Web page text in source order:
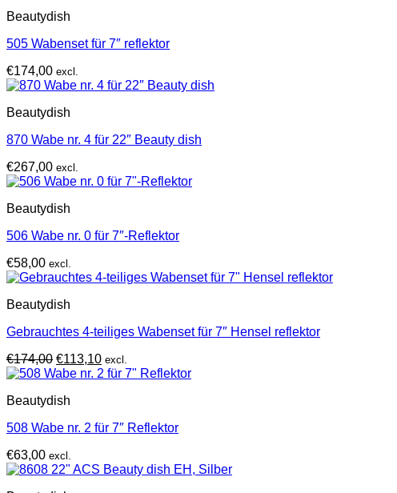
Beautydish
505 Wabenset für 7″ reflektor
€174,00 excl.
Beautydish
870 Wabe nr. 4 für 22″ Beauty dish
€267,00 excl.
Beautydish
506 Wabe nr. 0 für 7″-Reflektor
€58,00 excl.
Beautydish
Gebrauchtes 4-teiliges Wabenset für 7″ Hensel reflektor
€174,00 Ursprünglicher
Preis
€174,00
€113,10Aktueller
Preis
excl.
Beautydish
508 Wabe nr. 2 für 7″ Reflektor
€63,00 excl.